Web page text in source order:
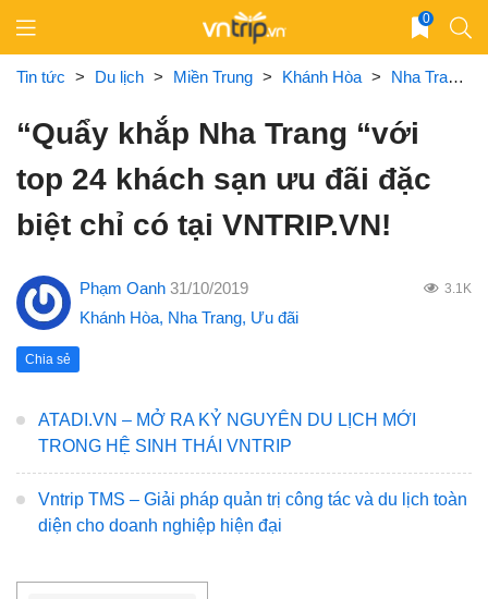
content
0
Tin tức > Du lịch > Miền Trung > Khánh Hòa > Nha Trang
“Quẩy khắp Nha Trang “với
top 24 khách sạn ưu đãi đặc
biệt chỉ có tại VNTRIP.VN!
Phạm Oanh 31/10/2019 3.1K
Khánh Hòa, Nha Trang, Ưu đãi
Chia sẻ
ATADI.VN – MỞ RA KỶ NGUYÊN DU LỊCH MỚI
TRONG HỆ SINH THÁI VNTRIP
Vntrip TMS – Giải pháp quản trị công tác và du lịch toàn
diện cho doanh nghiệp hiện đại